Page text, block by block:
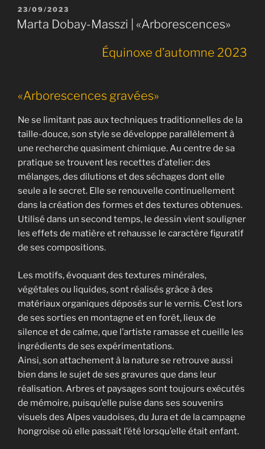
PUBLIÉ
LE
23/09/2023
Marta Dobay-Masszi | «Arborescences»
Équinoxe d’automne 2023
«Arborescences gravées»
Ne se limitant pas aux techniques traditionnelles de la
taille-douce, son style se développe parallèlement à
une recherche quasiment chimique. Au centre de sa
pratique se trouvent les recettes d’atelier: des
mélanges, des dilutions et des séchages dont elle
seule a le secret. Elle se renouvelle continuellement
dans la création des formes et des textures obtenues.
Utilisé dans un second temps, le dessin vient souligner
les effets de matière et rehausse le caractère figuratif
de ses compositions.
Les motifs, évoquant des textures minérales,
végétales ou liquides, sont réalisés grâce à des
matériaux organiques déposés sur le vernis. C’est lors
de ses sorties en montagne et en forêt, lieux de
silence et de calme, que l’artiste ramasse et cueille les
ingrédients de ses expérimentations.
Ainsi, son attachement à la nature se retrouve aussi
bien dans le sujet de ses gravures que dans leur
réalisation. Arbres et paysages sont toujours exécutés
de mémoire, puisqu’elle puise dans ses souvenirs
visuels des Alpes vaudoises, du Jura et de la campagne
hongroise où elle passait l’été lorsqu’elle était enfant.